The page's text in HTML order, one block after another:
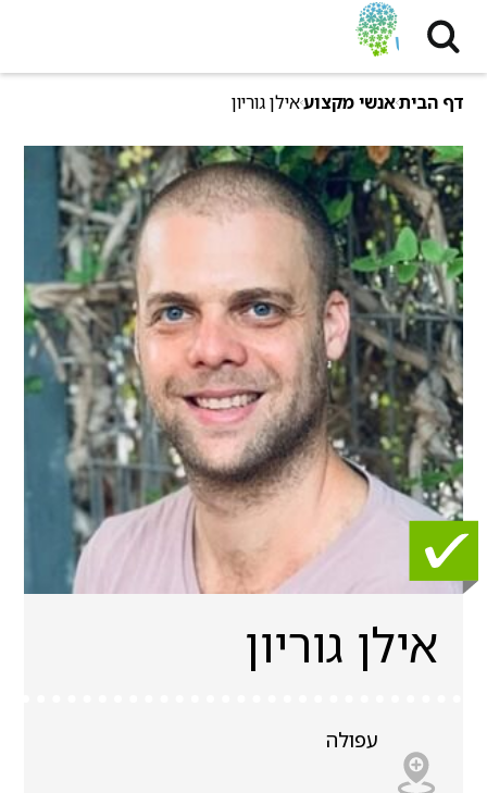
דף הביתאנשי מקצועאילן גוריון
אילן גוריון
עפולה